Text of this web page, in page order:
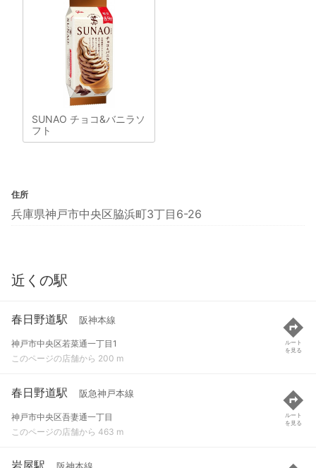
SUNAO チョコ&バニラソ
フト
住所
兵庫県神戸市中央区脇浜町3丁目6-26
近くの駅
春日野道駅 阪神本線
神戸市中央区若菜通一丁目1
このページの店舗から 200 m
ルート
を見る
春日野道駅 阪急神戸本線
神戸市中央区吾妻通一丁目
このページの店舗から 463 m
ルート
を見る
岩屋駅